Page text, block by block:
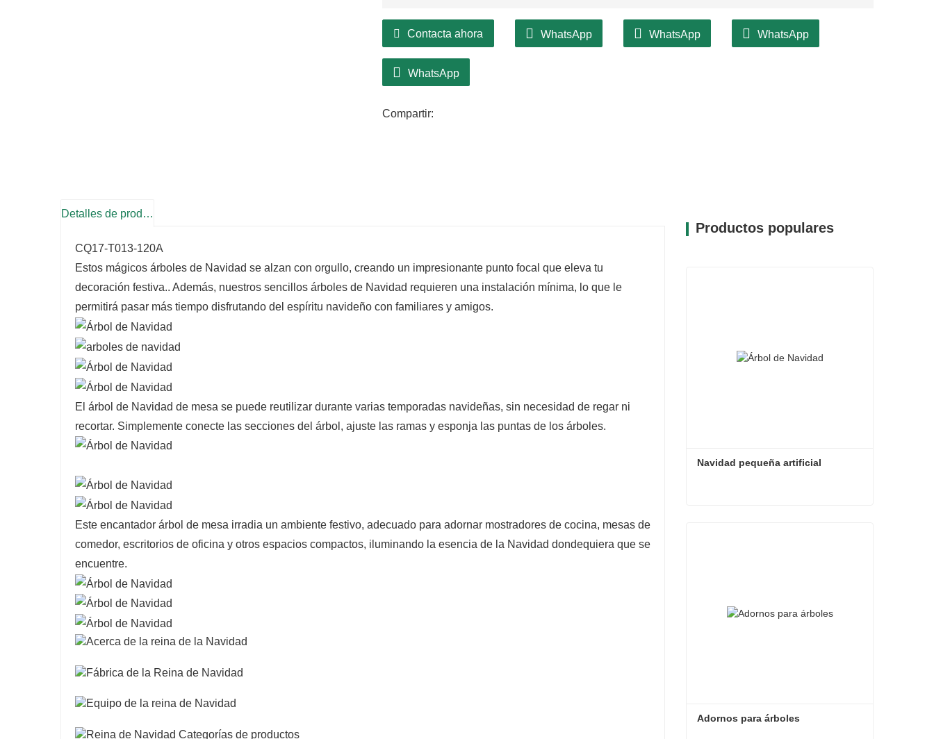
Contacta ahora WhatsApp WhatsApp WhatsApp
WhatsApp
Compartir:
Detalles de producto
CQ17-T013-120A
Estos mágicos árboles de Navidad se alzan con orgullo, creando un impresionante punto focal que eleva tu
decoración festiva.. Además, nuestros sencillos árboles de Navidad requieren una instalación mínima, lo que le
permitirá pasar más tiempo disfrutando del espíritu navideño con familiares y amigos.
El árbol de Navidad de mesa se puede reutilizar durante varias temporadas navideñas, sin necesidad de regar ni
recortar. Simplemente conecte las secciones del árbol, ajuste las ramas y esponja las puntas de los árboles.
Este encantador árbol de mesa irradia un ambiente festivo, adecuado para adornar mostradores de cocina, mesas de
comedor, escritorios de oficina y otros espacios compactos, iluminando la esencia de la Navidad dondequiera que se
encuentre.
Productos populares
Navidad pequeña artificial
Adornos para árboles